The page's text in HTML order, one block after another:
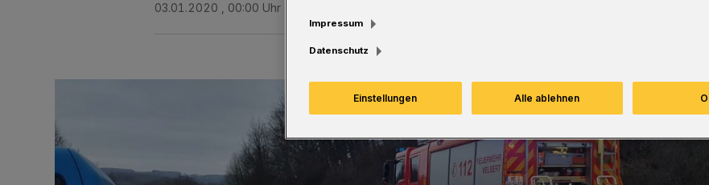
03.01.2020 , 00:00 Uhr
Impressum
Datenschutz
Einstellungen Alle ablehnen